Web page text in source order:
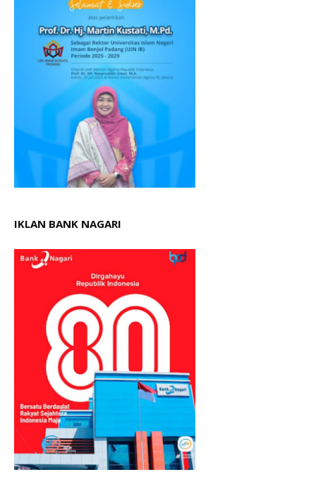
IKLAN BANK NAGARI